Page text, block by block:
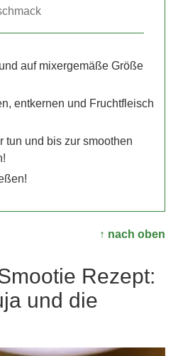
auf mixergemäße Größe
entkernen und Fruchtfleisch
tun und bis zur smoothen
↑ nach oben
Rezept:
und die